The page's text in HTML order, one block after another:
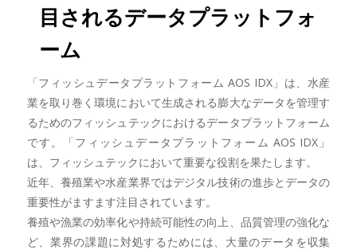
目されるデータプラットフォ
ーム
「フィッシュデータプラットフォーム AOS IDX」は、水産
業を取り巻く環境において生成される膨大なデータを管理す
るためのフィッシュテックにおけるデータプラットフォーム
です。「フィッシュデータプラットフォーム AOS IDX」
は、フィッシュテックにおいて重要な役割を果たします。
近年、養殖業や水産業界ではデジタル技術の進歩とデータの
重要性がますます注目されています。
養殖や漁業の効率化や持続可能性の向上、品質管理の強化な
ど、業界の課題に対処するためには、大量のデータを収集